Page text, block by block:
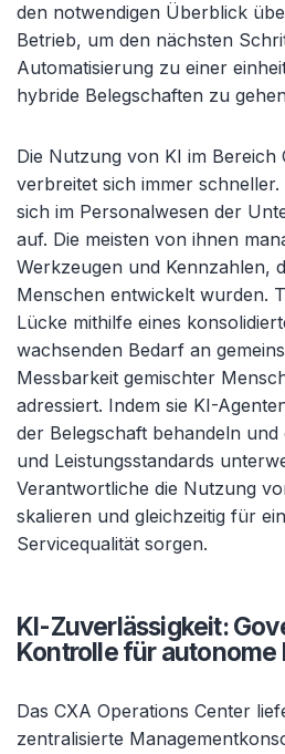
den notwendigen Überblick
Betrieb, um den nächsten
Automatisierung zu einer
hybride Belegschaften zu
Die Nutzung von KI im Bereich
verbreitet sich immer
sich im Personalwesen der
auf. Die meisten von ihnen
Werkzeugen und Kennzahlen,
Menschen entwickelt wurden.
Lücke mithilfe eines
wachsenden Bedarf an
Messbarkeit gemischter
adressiert. Indem sie KI-
der Belegschaft behandeln und
und Leistungsstandards
Verantwortliche die Nutzung
skalieren und gleichzeitig für
Servicequalität sorgen.
KI-Zuverlässigkeit:
Kontrolle für autonome
Das CXA Operations Center
zentralisierte